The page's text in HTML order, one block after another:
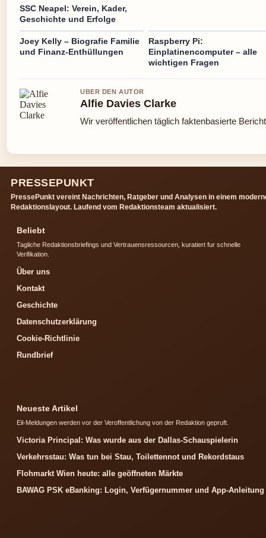
SSC Neapel: Verein, Kader,
Geschichte und Erfolge
Joey Kelly – Biografie Familie
und Finanz-Enthüllungen
Raspberry Pi:
Einplatinencomputer – alle
wichtigen Fragen
UBER DEN AUTOR
Alfie Davies Clarke
Wir veröffentlichen täglich faktenbasierte
PRESSEPUNKT
PressePunkt vereint Nachrichten, Ratgeber und Analysen in einem
Redaktionslayout. Laufend vom Redaktionsteam aktualisiert.
Beliebt
Tagliche Redaktionsbriefings und Vertrauensressourcen, kuratiert fur schnelle
Verifikation.
Über uns
Kontakt
Geschichte
Datenschutzerklärung
Cookie-Richtlinie
Rundbrief
Neueste Artikel
Eil-Meldungen werden vor der Veroffentlichung von der Redaktion gepruft.
Victoria Principal: Was wurde aus der Dallas-Schauspielerin
Verkehrsstau: Was tun bei Stau, Toilettennot und Rekordstaus
Flohmarkt Wien heute: alle geöffneten Märkte
BAWAG PSK eBanking: Login, Verfügernummer und App-Anleitung